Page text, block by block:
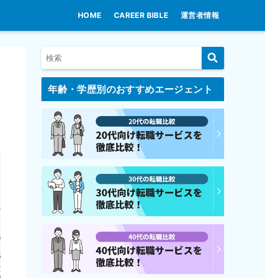
HOME CAREER BIBLE 運営者情報
年齢・学歴別のおすすめエージェント